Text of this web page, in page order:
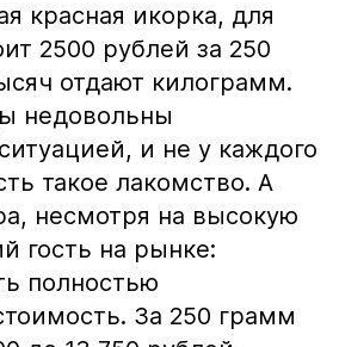
красная икорка, для
2500 рублей за 250
отдают килограмм.
недовольны
и не у каждого
такое лакомство. А
несмотря на высокую
гость на рынке:
полностью
За 250 грамм